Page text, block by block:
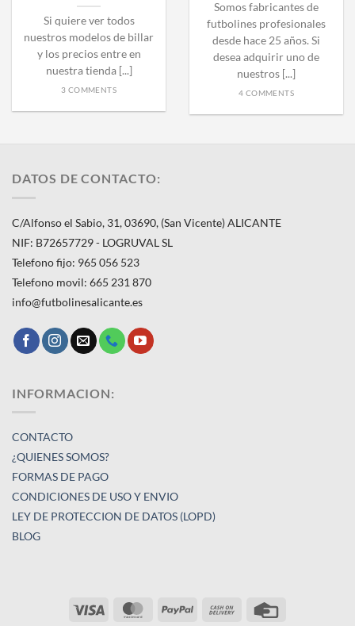
Si quiere ver todos
nuestros modelos de billar
y los precios entre en
nuestra tienda [...]
3 COMMENTS
Somos fabricantes de
futbolines profesionales
desde hace 25 años. Si
desea adquirir uno de
nuestros [...]
4 COMMENTS
DATOS DE CONTACTO:
C/Alfonso el Sabio, 31, 03690, (San Vicente) ALICANTE
NIF: B72657729 - LOGRUVAL SL
Telefono fijo: 965 056 523
Telefono movil: 665 231 870
info@futbolinesalicante.es
INFORMACION:
CONTACTO
¿QUIENES SOMOS?
FORMAS DE PAGO
CONDICIONES DE USO Y ENVIO
LEY DE PROTECCION DE DATOS (LOPD)
BLOG
Visa MasterCardPayPal
Cash